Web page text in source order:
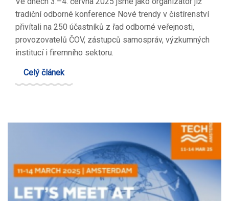
tradiční odborné konference Nové trendy v čistírenství
přivítali na 250 účastníků z řad odborné veřejnosti,
provozovatelů ČOV, zástupců samospráv, výzkumných
institucí i firemního sektoru.
Celý článek